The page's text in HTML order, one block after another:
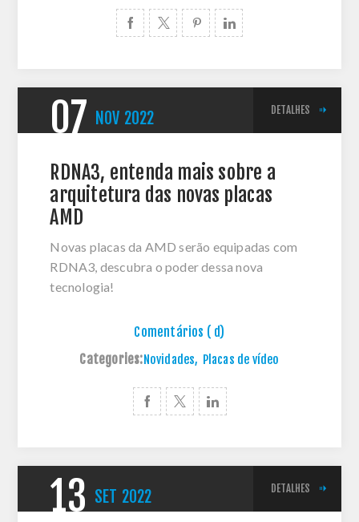
07 NOV 2022 DETALHES
RDNA3, entenda mais sobre a
arquitetura das novas placas
AMD
Novas placas da AMD serão equipadas com
RDNA3, descubra o poder dessa nova
tecnologia!
Comentários ( d)
Categories:Novidades, Placas de vídeo
13 SET 2022 DETALHES